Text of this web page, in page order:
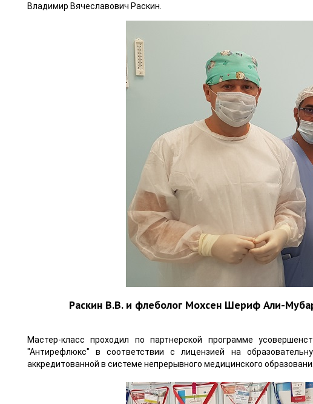
Владимир Вячеславович Раскин.
Раскин В.В. и флеболог Мохсен Шериф Али-
Мастер-класс проходил по партнерской программе
"Антирефлюкс" в соответствии с лицензией на
аккредитованной в системе непрерывного медицинского